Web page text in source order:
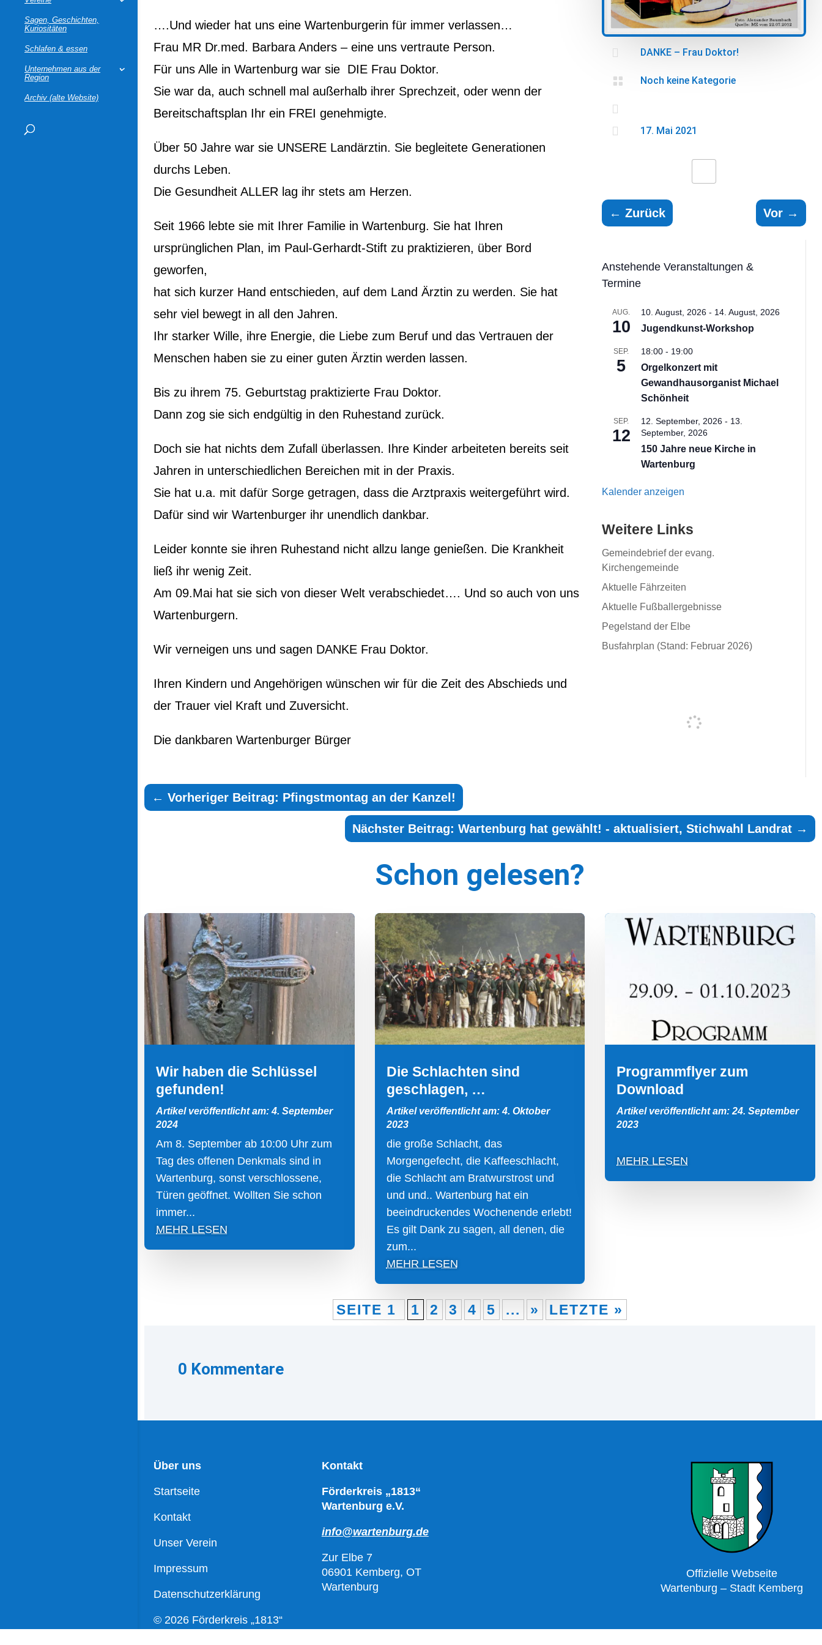
Sagen, Geschichten,
Kuriositäten
Schlafen & essen
Unternehmen aus der
Region
Archiv (alte Website)
….Und wieder hat uns eine Wartenburgerin für immer verlassen…
Frau MR Dr.med. Barbara Anders – eine uns vertraute Person.
Für uns Alle in Wartenburg war sie DIE Frau Doktor.
Sie war da, auch schnell mal außerhalb ihrer Sprechzeit, oder wenn der
Bereitschaftsplan Ihr ein FREI genehmigte.
Über 50 Jahre war sie UNSERE Landärztin. Sie begleitete Generationen
durchs Leben.
Die Gesundheit ALLER lag ihr stets am Herzen.
Seit 1966 lebte sie mit Ihrer Familie in Wartenburg. Sie hat Ihren
ursprünglichen Plan, im Paul-Gerhardt-Stift zu praktizieren, über Bord
geworfen,
hat sich kurzer Hand entschieden, auf dem Land Ärztin zu werden. Sie hat
sehr viel bewegt in all den Jahren.
Ihr starker Wille, ihre Energie, die Liebe zum Beruf und das Vertrauen der
Menschen haben sie zu einer guten Ärztin werden lassen.
Bis zu ihrem 75. Geburtstag praktizierte Frau Doktor.
Dann zog sie sich endgültig in den Ruhestand zurück.
Doch sie hat nichts dem Zufall überlassen. Ihre Kinder arbeiteten bereits seit
Jahren in unterschiedlichen Bereichen mit in der Praxis.
Sie hat u.a. mit dafür Sorge getragen, dass die Arztpraxis weitergeführt wird.
Dafür sind wir Wartenburger ihr unendlich dankbar.
Leider konnte sie ihren Ruhestand nicht allzu lange genießen. Die Krankheit
ließ ihr wenig Zeit.
Am 09.Mai hat sie sich von dieser Welt verabschiedet…. Und so auch von uns
Wartenburgern.
Wir verneigen uns und sagen DANKE Frau Doktor.
Ihren Kindern und Angehörigen wünschen wir für die Zeit des Abschieds und
der Trauer viel Kraft und Zuversicht.
Die dankbaren Wartenburger Bürger
 DANKE – Frau Doktor!
 Noch keine Kategorie


17. Mai 2021
← Zurück Vor→
Anstehende Veranstaltungen &
Termine
AUG.
10
10. August, 2026- 14. August, 2026
Jugendkunst-Workshop
SEP.
5
18:00- 19:00
Orgelkonzert mit
Gewandhausorganist Michael
Schönheit
SEP.
12
12. September, 2026- 13.
September, 2026
150 Jahre neue Kirche in
Wartenburg
Kalender anzeigen
Weitere Links
Gemeindebrief der evang.
Kirchengemeinde
Aktuelle Fährzeiten
Aktuelle Fußballergebnisse
Pegelstand der Elbe
Busfahrplan (Stand: Februar 2026)
←Vorheriger Beitrag: Pfingstmontag an der Kanzel!
Nächster Beitrag: Wartenburg hat gewählt! - aktualisiert, Stichwahl Landrat→
Schon gelesen?
Wir haben die Schlüssel
gefunden!
Artikel veröffentlicht am: 4. September
2024
Am 8. September ab 10:00 Uhr zum
Tag des offenen Denkmals sind in
Wartenburg, sonst verschlossene,
Türen geöffnet. Wollten Sie schon
immer...
MEHR LESEN
Die Schlachten sind
geschlagen, …
Artikel veröffentlicht am: 4. Oktober
2023
die große Schlacht, das
Morgengefecht, die Kaffeeschlacht,
die Schlacht am Bratwurstrost und
und und.. Wartenburg hat ein
beeindruckendes Wochenende erlebt!
Es gilt Dank zu sagen, all denen, die
zum...
MEHR LESEN
Programmflyer zum
Download
Artikel veröffentlicht am: 24. September
2023
MEHR LESEN
SEITE 1 1 2 3 4 5 ... » LETZTE »
0 Kommentare
Über uns
Startseite
Kontakt
Unser Verein
Impressum
Datenschutzerklärung
© 2026 Förderkreis „1813“
Kontakt
Förderkreis „1813“
Wartenburg e.V.
info@wartenburg.de
Zur Elbe 7
06901 Kemberg, OT
Wartenburg
Offizielle Webseite
Wartenburg – Stadt Kemberg